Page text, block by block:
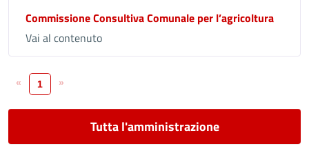
Commissione Consultiva Comunale per l’agricoltura
Vai al contenuto
« 1 »
Tutta l'amministrazione